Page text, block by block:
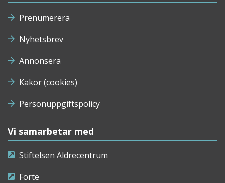
Prenumerera
Nyhetsbrev
Annonsera
Kakor (cookies)
Personuppgiftspolicy
Vi samarbetar med
Stiftelsen Äldrecentrum
Forte